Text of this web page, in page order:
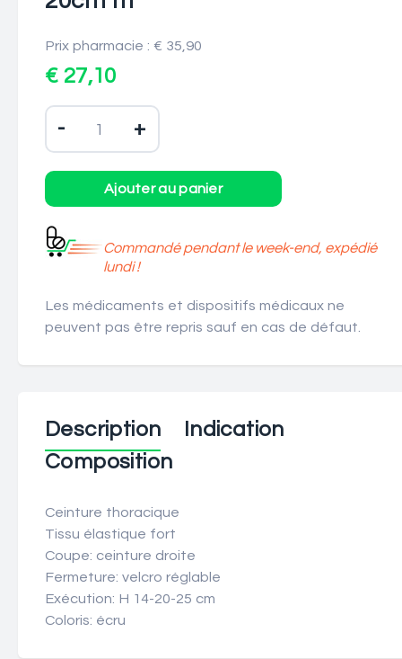
Prix pharmacie : € 35,90
€ 27,10
- +
Commandé pendant le week-end, expédié
lundi !
Les médicaments et dispositifs médicaux ne
peuvent pas être repris sauf en cas de défaut.
Description
Indication
Composition
Ceinture thoracique
Tissu élastique fort
Coupe: ceinture droite
Fermeture: velcro réglable
Exécution: H 14-20-25 cm
Coloris: écru